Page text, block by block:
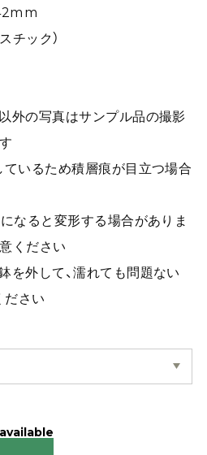
チック）
外の写真はサンプル品の撮影
ているため積層痕が目立つ場合
なると変形する場合がありま
ください
を外して、濡れても問題ない
ださい